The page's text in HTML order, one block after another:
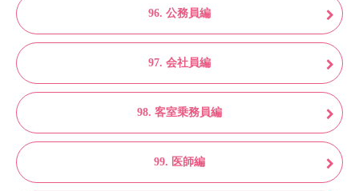
96. 公務員編
97. 会社員編
98. 客室乗務員編
99. 医師編